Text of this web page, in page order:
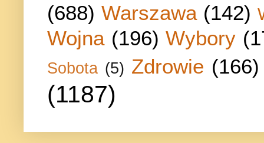
(688) Warszawa (142)
Wojna (196) Wybory
Sobota (5) Zdrowie (166)
(1187)